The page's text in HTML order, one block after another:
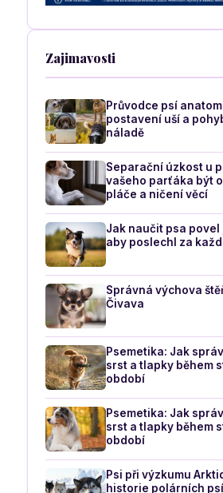
Zajimavosti
Průvodce psí
postavení uší a
náladě
Separační úzkost u
vašeho parťáka být
pláče a ničení věcí
Jak naučit psa povel
aby poslechl za
Správná výchova
Čivava
Psemetika: Jak
srst a tlapky během
období
Psemetika: Jak
srst a tlapky během
období
Psi při výzkumu
historie polárních